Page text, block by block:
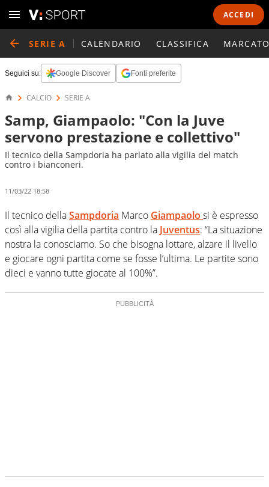
ACCEDI
SERIE A CALENDARIO CLASSIFICA
Seguici su: Google Discover Fonti preferite
CALCIO SERIE A
Samp, Giampaolo: "Con la Juve
servono prestazione e collettivo"
Il tecnico della Sampdoria ha parlato alla vigilia del match
contro i bianconeri.
11/03/22 18:58
Il tecnico dellaSampdoria Marco Giampaolo si è espresso
così alla vigilia della partita contro la Juventus: “La situazione
nostra la conosciamo. So che bisogna lottare, alzare il livello
e giocare ogni partita come se fosse l’ultima. Le partite sono
dieci e vanno tutte giocate al 100%”.